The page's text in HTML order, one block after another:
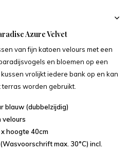
Azure Velvet
van fijn katoen velours met een
en bloemen op een
vrolijkt iedere bank op en kan
worden gebruikt.
blauw (dubbelzijdig)
velours
hoogte 40cm
max. 30°C) incl.